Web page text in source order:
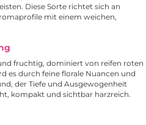
Diese Sorte richtet sich an
mit einem weichen,
fruchtig, dominiert von reifen roten
es durch feine florale Nuancen und
der Tiefe und Ausgewogenheit
kompakt und sichtbar harzreich.